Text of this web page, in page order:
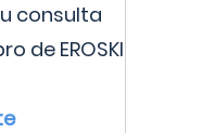
consulta
de EROSKI